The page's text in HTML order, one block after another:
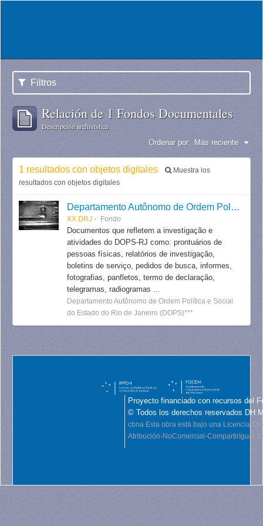
Filtros
Relación de 1 Fondos Documentales
Descripción archivística
Ordenar por: Más reciente
1 resultados con objetos digitales
Muestra los
resultados con objetos digitales
Departamento Autônomo de Ordem Política e Social do Estado do Rio de Janeiro
XX DRJ Fondo
Documentos que refletem a investigação e
atividades do DOPS-RJ como: prontuários de
pessoas físicas, relatórios de investigação,
boletins de serviço, pedidos de busca, informes,
fotografias, panfletos, termo de declaração,
telegramas, radiogramas ...
Departamento Autônomo de Ordem Política e Social
do Estado do Rio de Janeiro (DOPS)***
Proyecto financiado con recursos del
© Todos los derechos reservados DH
cbna Esta obra está bajo una Licencia
Atribución-NoComercial-CompartirIgual